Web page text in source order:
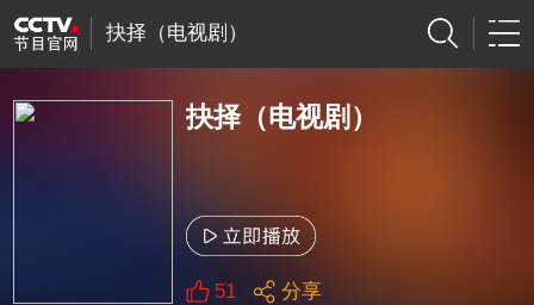
抉择（电视剧）
抉择（电视剧）
51 分享